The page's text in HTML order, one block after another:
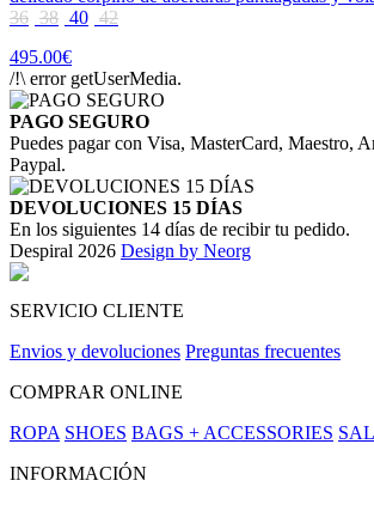
36 38 40 42
495.00€
/!\ error getUserMedia.
PAGO SEGURO
Puedes pagar con Visa, MasterCard, Maestro,
Paypal.
DEVOLUCIONES 15 DÍAS
En los siguientes 14 días de recibir tu pedido.
Despiral 2026 Design by Neorg
SERVICIO CLIENTE
Envios y devoluciones Preguntas frecuentes
COMPRAR ONLINE
ROPA SHOES BAGS + ACCESSORIES
INFORMACIÓN